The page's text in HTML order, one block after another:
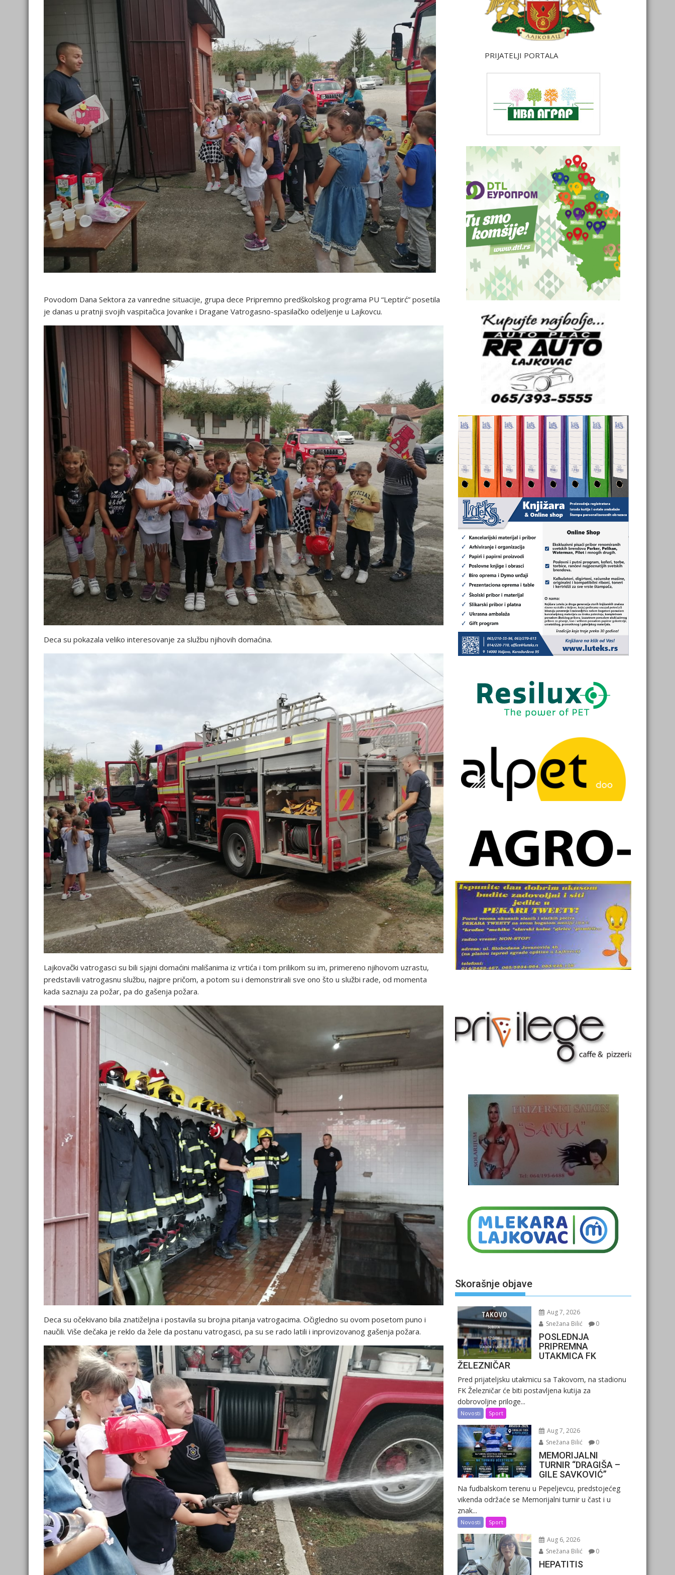
Povodom Dana Sektora za vanredne situacije, grupa dece Pripremno predškolskog programa PU “Leptirć” posetila
je danas u pratnji svojih vaspitačica Jovanke i Dragane Vatrogasno-spasilačko odeljenje u Lajkovcu.
Deca su pokazala veliko interesovanje za službu njihovih domaćina.
Lajkovački vatrogasci su bili sjajni domaćini mališanima iz vrtića i tom prilikom su im, primereno njihovom uzrastu,
predstavili vatrogasnu službu, najpre pričom, a potom su i demonstrirali sve ono što u službi rade, od momenta
kada saznaju za požar, pa do gašenja požara.
Deca su očekivano bila znatiželjna i postavila su brojna pitanja vatrogacima. Očigledno su ovom posetom puno i
naučili. Više dečaka je reklo da žele da postanu vatrogasci, pa su se rado latili i inprovizovanog gašenja požara.
PRIJATELJI PORTALA
Skorašnje objave
Aug 7, 2026
Snežana Bilić
0
POSLEDNJA
PRIPREMNA
UTAKMICA FK
ŽELEZNIČAR
Pred prijateljsku utakmicu sa Takovom, na stadionu
FK Železničar će biti postavljena kutija za
dobrovoljne priloge...
Novosti Sport
Aug 7, 2026
Snežana Bilić
0
MEMORIJALNI
TURNIR “DRAGIŠA –
GILE SAVKOVIĆ”
Na fudbalskom terenu u Pepeljevcu, predstojećeg
vikenda održaće se Memorijalni turnir u čast i u
znak...
Novosti Sport
Aug 6, 2026
Snežana Bilić
0
HEPATITIS